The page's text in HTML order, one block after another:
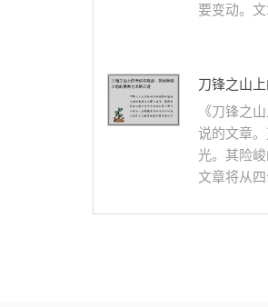
要变动。
刀锋之山
《刀锋之
说的文章
光。其险
文章将从